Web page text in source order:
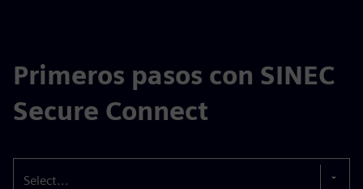
Primeros pasos con SINEC
Secure Connect
Select...